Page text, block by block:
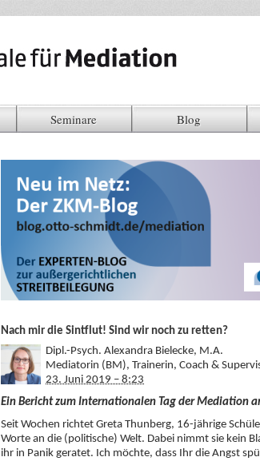
Seminare Blog
Nach mir die Sintflut! Sind wir noch zu retten?
Dipl.-Psych. Alexandra Bielecke, M.A.
Mediatorin (BM), Trainerin, Coach &
23. Juni 2019 – 8:23
Ein Bericht zum Internationalen Tag der Mediation
Seit Wochen richtet Greta Thunberg, 16-jährige
Worte an die (politische) Welt. Dabei nimmt sie kein
ihr in Panik geratet. Ich möchte, dass Ihr die Angst